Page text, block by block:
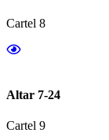
Cartel 8
Altar 7-24
Cartel 9